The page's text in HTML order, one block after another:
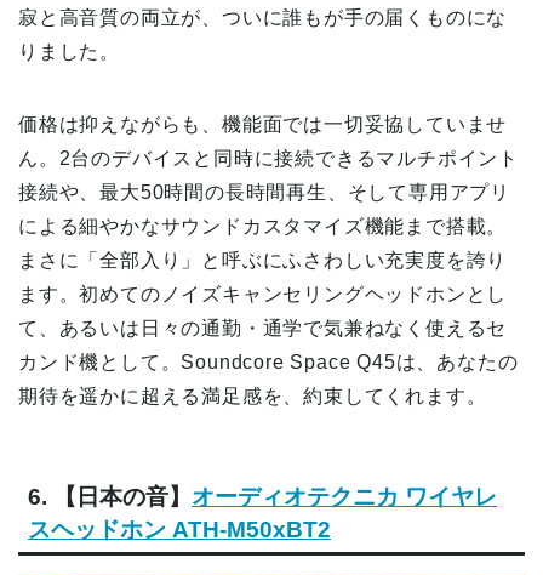
寂と高音質の両立が、ついに誰もが手の届くものにな
りました。
価格は抑えながらも、機能面では一切妥協していませ
ん。2台のデバイスと同時に接続できるマルチポイント
接続や、最大50時間の長時間再生、そして専用アプリ
による細やかなサウンドカスタマイズ機能まで搭載。
まさに「全部入り」と呼ぶにふさわしい充実度を誇り
ます。初めてのノイズキャンセリングヘッドホンとし
て、あるいは日々の通勤・通学で気兼ねなく使えるセ
カンド機として。Soundcore Space Q45は、あなたの
期待を遥かに超える満足感を、約束してくれます。
6. 【日本の音】 オーディオテクニカ ワイヤレ
スヘッドホン ATH-M50xBT2